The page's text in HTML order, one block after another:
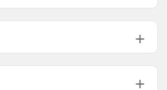
Rottefella Powerbox NTN
Telemark NTN Side